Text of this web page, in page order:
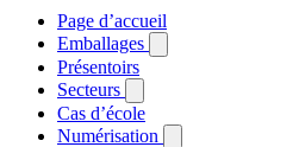
Page d’accueil
Emballages
Présentoirs
Secteurs
Cas d’école
Numérisation